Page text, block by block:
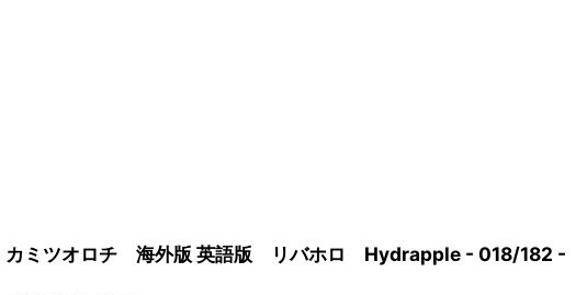
カミツオロチ 海外版 英語版 リバホロ Hydrapple - 018/182 -